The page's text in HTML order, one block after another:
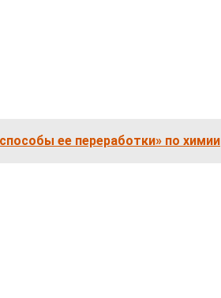
ее переработки» по химии